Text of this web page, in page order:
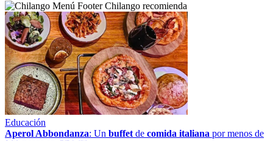
Chilango recomienda
Educación
Aperol Abbondanza: Un buffet de comida italiana por menos de